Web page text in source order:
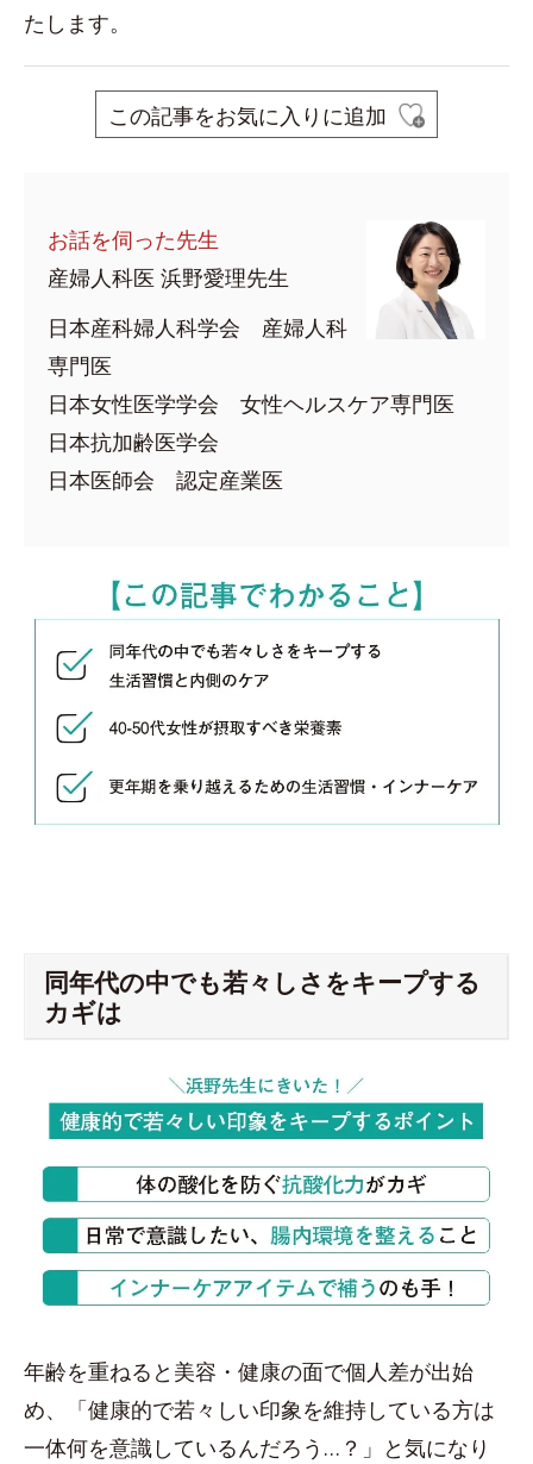
たします。
この記事をお気に入りに追加
お話を伺った先生
産婦人科医 浜野愛理先生
日本産科婦人科学会 産婦人科
専門医
日本女性医学学会 女性ヘルスケア専門医
日本抗加齢医学会
日本医師会 認定産業医
同年代の中でも若々しさをキープする
カギは
年齢を重ねると美容・健康の面で個人差が出始
め、「健康的で若々しい印象を維持している方は
一体何を意識しているんだろう…？」と気になり